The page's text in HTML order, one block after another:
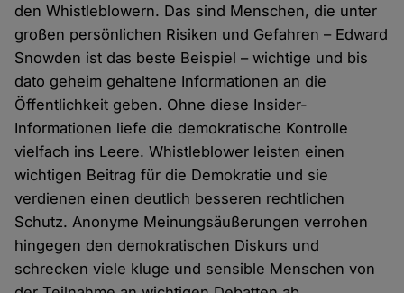
den Whistleblowern. Das sind Menschen, die unter
großen persönlichen Risiken und Gefahren – Edward
Snowden ist das beste Beispiel – wichtige und bis
dato geheim gehaltene Informationen an die
Öffentlichkeit geben. Ohne diese Insider-
Informationen liefe die demokratische Kontrolle
vielfach ins Leere. Whistleblower leisten einen
wichtigen Beitrag für die Demokratie und sie
verdienen einen deutlich besseren rechtlichen
Schutz. Anonyme Meinungsäußerungen verrohen
hingegen den demokratischen Diskurs und
schrecken viele kluge und sensible Menschen von